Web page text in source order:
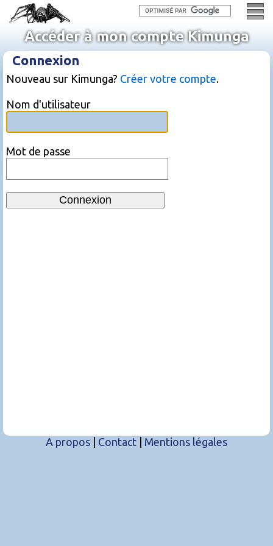
Accéder à mon compte Kimunga
Connexion
Nouveau sur Kimunga? Créer votre compte.
Nom d'utilisateur
Mot de passe
A propos Contact Mentions légales